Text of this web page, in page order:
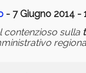
- 7 Giugno 2014 -
contenzioso sulla